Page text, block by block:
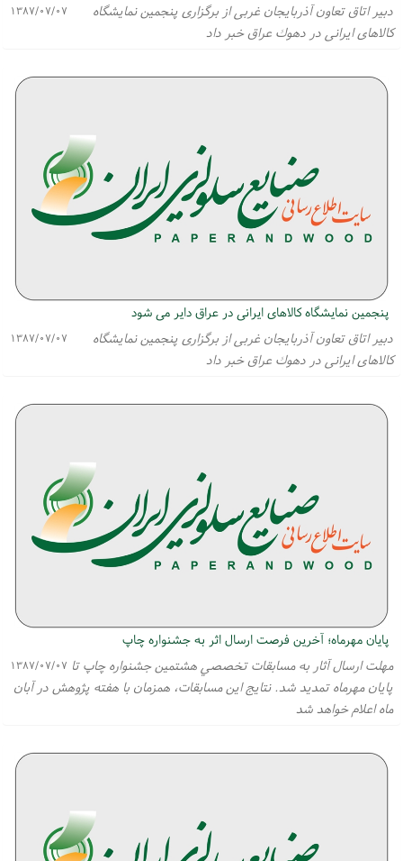
۱۳۸۷/۰۷/۰۷
دبیر اتاق تعاون آذربایجان غربی از برگزاری پنجمین نمایشگاه
كالاهای ایرانی در دهوك عراق خبر داد
پنجمین نمایشگاه كالاهای ایرانی در عراق دایر می شود
۱۳۸۷/۰۷/۰۷
دبیر اتاق تعاون آذربایجان غربی از برگزاری پنجمین نمایشگاه
كالاهای ایرانی در دهوك عراق خبر داد
پايان مهرماه؛ آخرين فرصت ارسال اثر به جشنواره چاپ
۱۳۸۷/۰۷/۰۷ مهلت ارسال آثار به مسابقات تخصصي هشتمين جشنواره چاپ تا
پايان مهرماه تمديد شد. نتايج اين مسابقات، همزمان با هفته پژوهش در آبان
ماه اعلام خواهد شد